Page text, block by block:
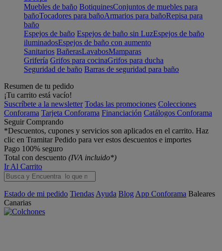
Muebles de baño BotiquinesConjuntos de muebles para
bañoTocadores para bañoArmarios para bañoRepisa para
baño
Espejos de baño Espejos de baño sin LuzEspejos de baño
iluminadosEspejos de baño con aumento
Sanitarios BañerasLavabosMamparas
Grifería Grifos para cocinaGrifos para ducha
Seguridad de baño Barras de seguridad para baño
Resumen de tu pedido
¡Tu carrito está vacío!
Suscríbete a la newsletter Todas las promociones Colecciones
Conforama Tarjeta Conforama Financiación Catálogos Conforama
Seguir Comprando
*Descuentos, cupones y servicios son aplicados en el carrito. Haz
clic en Tramitar Pedido para ver estos descuentos e importes
Pago 100% seguro
Total con descuento (IVA incluido*)
Ir Al Carrito
Estado de mi pedido Tiendas Ayuda Blog App Conforama Baleares
Canarias